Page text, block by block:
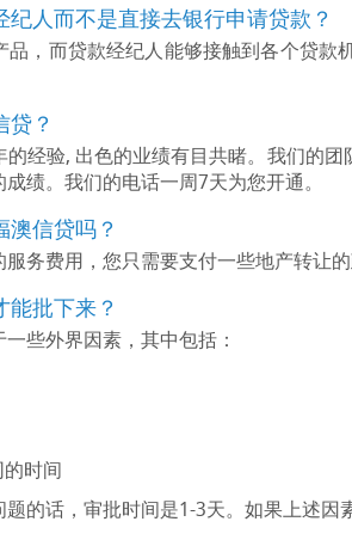
人而不是直接去银行申请贷款？
，而贷款经纪人能够接触到各个贷
贷？
经验, 出色的业绩有目共睹。我们的
绩。我们的电话一周7天为您开通。
澳信贷吗？
务费用，您只需要支付一些地产转让的
能批下来？
些外界因素，其中包括：
时间
的话，审批时间是1-3天。如果上述因